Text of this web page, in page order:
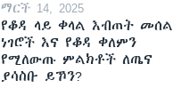
ማርች 14, 2025
የቆዳ ላይ ቀላል እብጠት መሰል
ነገሮች እና የቆዳ ቀለምን
የሚለውጡ ምልክቶች ለጤና
ያሳስቡ ይኾን?